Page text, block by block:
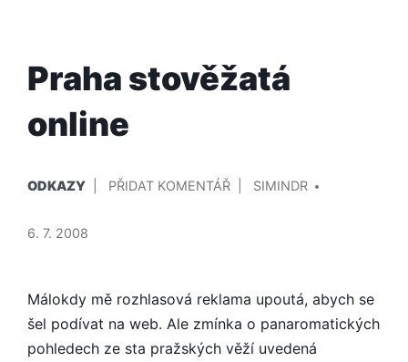
Praha stověžatá
online
V
ODKAZY PŘIDAT KOMENTÁŘNA
SIMINDR
6. 7. 2008
Málokdy mě rozhlasová reklama upoutá, abych se
šel podívat na web. Ale zmínka o panaromatických
pohledech ze sta pražských věží uvedená